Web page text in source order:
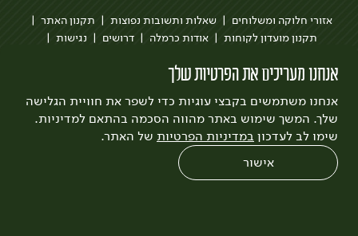
אנחנו מעריכים את הפרטיות שלך
אנחנו משתמשים בקבצי עוגיות כדי לשפר את חוויית הגלישה
שלך. המשך שימוש באתר מהווה הסכמה בהתאם למדיניות.
שימו לב לעדכון במדיניות הפרטיות של האתר.
אישור
אזורי חלוקה ומשלוחים שאלות ותשובות נפוצות
תקנון האתר
תקנון מועדון לקוחות
אודות כרמלה דרושים
נגישות
לצפייה בעדכון מדיניות פרטיות
עיצוב:3bears פיתוח:Quatro